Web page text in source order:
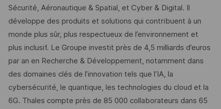
Sécurité, Aéronautique & Spatial, et Cyber & Digital. Il
développe des produits et solutions qui contribuent à un
monde plus sûr, plus respectueux de l’environnement et
plus inclusif. Le Groupe investit près de 4,5 milliards d’euros
par an en Recherche & Développement, notamment dans
des domaines clés de l’innovation tels que l’IA, la
cybersécurité, le quantique, les technologies du cloud et la
6G. Thales compte près de 85 000 collaborateurs dans 65